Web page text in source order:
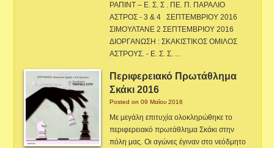
ΡΑΠΙΝΤ – Ε. Σ. Σ . ΠΕ. Π. ΠΑΡΑΛΙΟ
ΑΣΤΡΟΣ - 3 & 4 ΣΕΠΤΕΜΒΡΙΟΥ 2016
ΣΙΜΟΥΛΤΑΝΕ 2 ΣΕΠΤΕΜΒΡΙΟΥ 2016
ΔΙΟΡΓΑΝΩΣΗ : ΣΚΑΚΙΣΤΙΚΟΣ ΟΜΙΛΟΣ
ΑΣΤΡΟΥΣ. - Ε. Σ. Σ. ...
Περιφερειακό Πρωτάθλημα
Σκάκι 2016
Posted on 09 Μαΐου 2016
Με μεγάλη επιτυχία ολοκληρώθηκε το
περιφερειακό πρωτάθλημα Σκάκι στην
πόλη μας. Οι αγώνες έγιναν στο νεόδμητο